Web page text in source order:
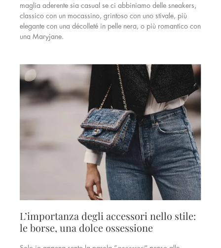
maglia aderente sia casual se ci abbiniamo delle sneakers,
classico con un mocassino, grintoso con uno stivale, più
elegante con una décolleté in pelle nera, o più romantico con
una Maryjane.
L’importanza degli accessori nello stile:
le borse, una dolce ossessione